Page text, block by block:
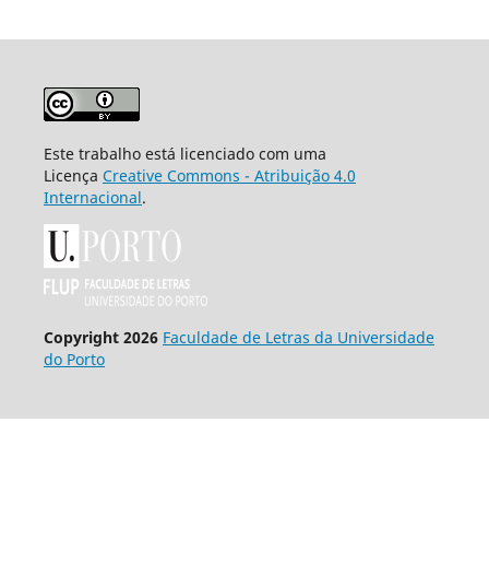
Este trabalho está licenciado com uma
Licença Creative Commons - Atribuição 4.0
Internacional.
Copyright 2026 Faculdade de Letras da Universidade
do Porto